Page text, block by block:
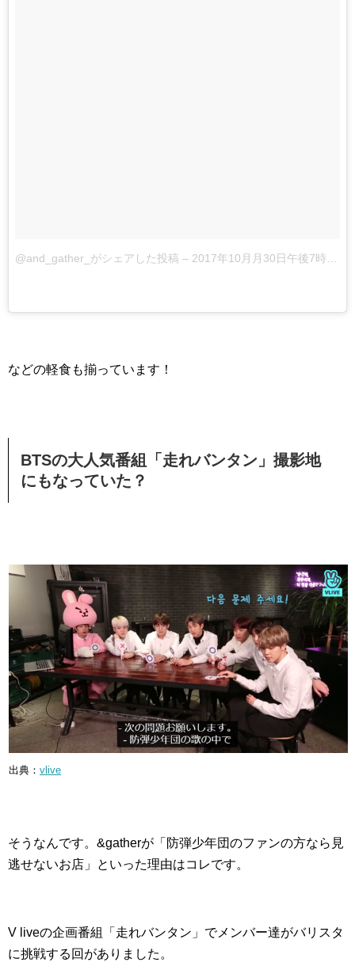
@and_gather_がシェアした投稿 – 2017年10月月30日午後7時48分PDT
などの軽食も揃っています！
BTSの大人気番組「走れバンタン」撮影地
にもなっていた？
出典： vlive
そうなんです。&gatherが「防弾少年団のファンの方なら見
逃せないお店」といった理由はコレです。
V liveの企画番組「走れバンタン」でメンバー達がバリスタ
に挑戦する回がありました。